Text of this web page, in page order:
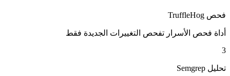
فحص TruffleHog
أداة فحص الأسرار تفحص التغييرات الجديدة فقط
3
تحليل Semgrep